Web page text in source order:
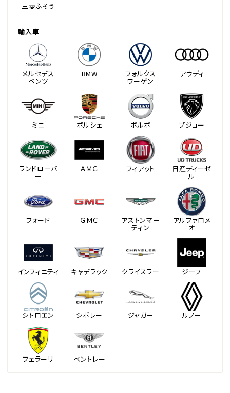
三菱ふそう
輸入車
メルセデス
ベンツ
BMW フォルクス
ワーゲン
アウディ
ミニ ポルシェ ボルボ プジョー
ランドローバ
ー
ＡＭＧ フィアット 日産ディーゼ
ル
フォード ＧＭＣ アストンマー
ティン
アルファロメ
オ
インフィニティ キャデラック クライスラー ジープ
シトロエン シボレー ジャガー ルノー
フェラーリ ベントレー